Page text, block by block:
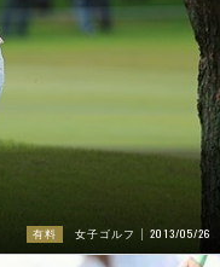
有料 女子ゴルフ 2013/05/26